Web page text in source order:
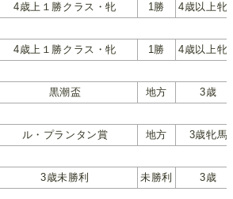
4歳上１勝クラス・牝 1勝 4歳以上牝
4歳上１勝クラス・牝 1勝 4歳以上牝
黒潮盃 地方 3歳
ル・プランタン賞 地方 3歳牝馬
3歳未勝利 未勝利 3歳